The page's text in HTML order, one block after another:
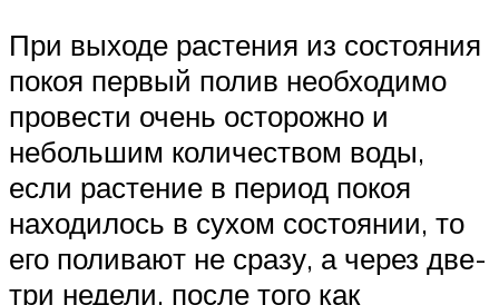
При выходе растения из состояния
покоя первый полив необходимо
провести очень осторожно и
небольшим количеством воды,
если растение в период покоя
находилось в сухом состоянии, то
его поливают не сразу, а через две-
три недели, после того как